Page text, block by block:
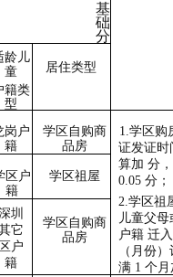
基
础
分
龄儿
童
籍类
型
居住类型
岗户
籍
学区自购商
品房
1.学区购
证发证时
算加 分
0.05 分；
2.学区祖
儿童父母
户籍 迁
（月份
满 1 个月
区户
籍
学区祖屋
圳
它
区户
籍
学区自购商
品房